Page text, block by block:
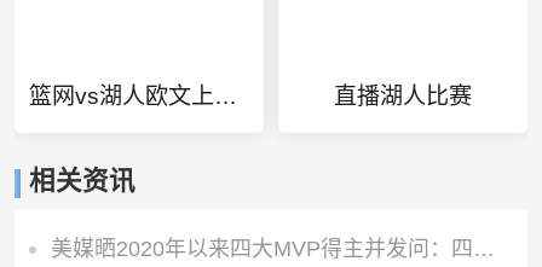
篮网vs湖人欧文上场吗 直播湖人比赛
相关资讯
美媒晒2020年以来四大MVP得主并发问：四位MVP留二裁二怎么选？